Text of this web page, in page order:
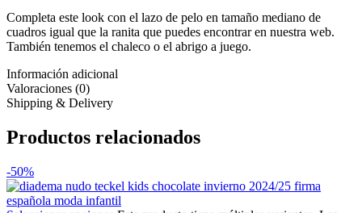
Completa este look con el lazo de pelo en tamaño mediano de
cuadros igual que la ranita que puedes encontrar en nuestra web.
También tenemos el chaleco o el abrigo a juego.
Información adicional
Valoraciones (0)
Shipping & Delivery
Productos relacionados
-50%